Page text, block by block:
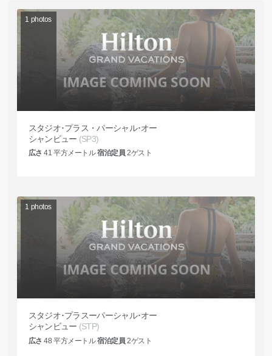
1 photos
スタジオ･プラス・パーシャル･オー
シャンビュー (SP3)
広さ 41 平方メートル宿泊定員 2ゲスト
1 photos
スタジオ･プラスーパーシャル･オー
シャンビュー (STP)
広さ 48 平方メートル宿泊定員 2ゲスト